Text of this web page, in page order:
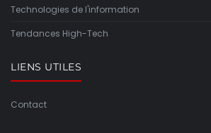
Technologies de l'information
Tendances High-Tech
LIENS UTILES
Contact